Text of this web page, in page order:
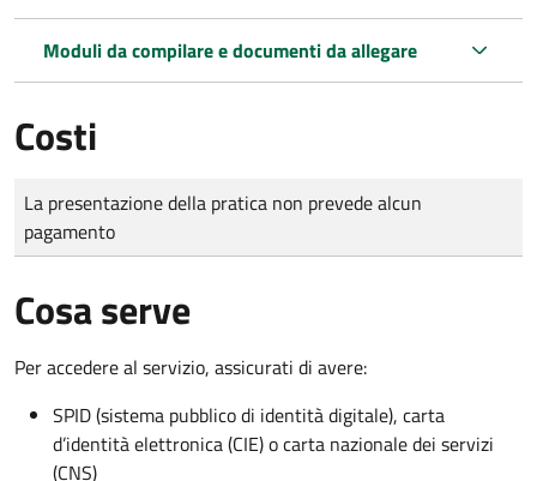
Moduli da compilare e documenti da allegare
Costi
Tipo di pagamento
Importo
La presentazione della pratica non prevede alcun
pagamento
Cosa serve
Per accedere al servizio, assicurati di avere:
SPID (sistema pubblico di identità digitale), carta
d’identità elettronica (CIE) o carta nazionale dei servizi
(CNS)